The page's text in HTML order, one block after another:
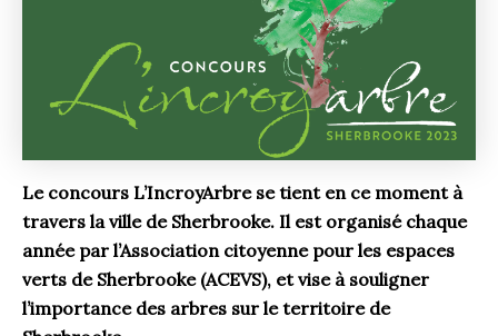
Le concours L’IncroyArbre se tient en ce moment à
travers la ville de Sherbrooke. Il est organisé chaque
année par l’Association citoyenne pour les espaces
verts de Sherbrooke (ACEVS), et vise à souligner
l’importance des arbres sur le territoire de